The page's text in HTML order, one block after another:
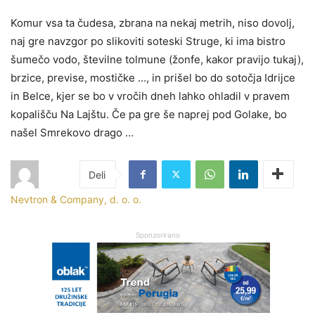
Komur vsa ta čudesa, zbrana na nekaj metrih, niso dovolj,
naj gre navzgor po slikoviti soteski Struge, ki ima bistro
šumečo vodo, številne tolmune (žonfe, kakor pravijo tukaj),
brzice, previse, mostičke …, in prišel bo do sotočja Idrijce
in Belce, kjer se bo v vročih dneh lahko ohladil v pravem
kopališču Na Lajštu. Če pa gre še naprej pod Golake, bo
našel Smrekovo drago …
Nevtron & Company, d. o. o.
Sponzorirano